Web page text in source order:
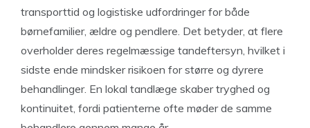
transporttid og logistiske udfordringer for både
børnefamilier, ældre og pendlere. Det betyder, at flere
overholder deres regelmæssige tandeftersyn, hvilket i
sidste ende mindsker risikoen for større og dyrere
behandlinger. En lokal tandlæge skaber tryghed og
kontinuitet, fordi patienterne ofte møder de samme